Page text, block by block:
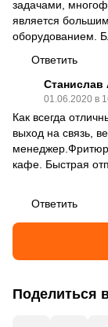
задачами,
является
оборудованием.
Ответить
Станислав
01.06.2020 в
Как всегда
выход на связь,
кафе. Быстрая
Ответить
Поделиться